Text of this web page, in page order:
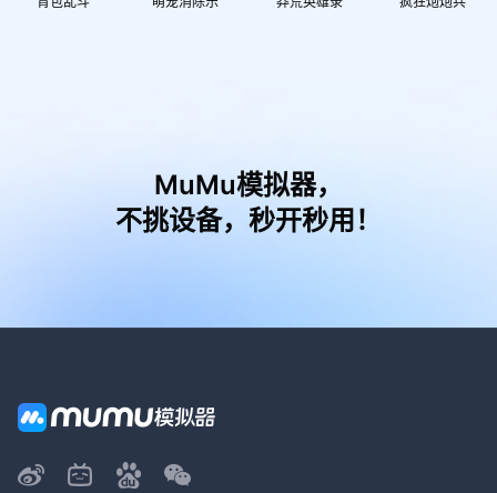
MuMu模拟器，
不挑设备，秒开秒用！